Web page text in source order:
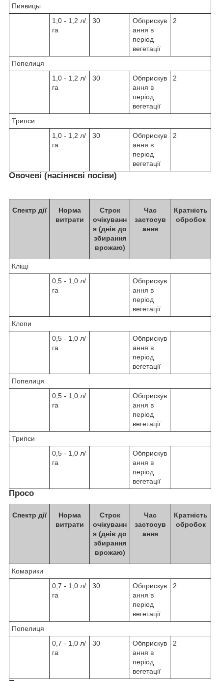
Пиявицы
1,0 - 1,2 л/
га
30
Обприскув
ання в
період
вегетації
2
Попелиця
1,0 - 1,2 л/
га
30
Обприскув
ання в
період
вегетації
2
Трипси
1,0 - 1,2 л/
га
30
Обприскув
ання в
період
вегетації
2
Овочеві (насіннєві посіви)
Спектр дії
Норма
витрати
Строк
очікуванн
я (днів до
збирання
врожаю)
Час
застосув
ання
Кратність
обробок
Кліщі
0,5 - 1,0 л/
га
Обприскув
ання в
період
вегетації
Клопи
0,5 - 1,0 л/
га
Обприскув
ання в
період
вегетації
Попелиця
0,5 - 1,0 л/
га
Обприскув
ання в
період
вегетації
Трипси
0,5 - 1,0 л/
га
Обприскув
ання в
період
вегетації
Просо
Спектр дії
Норма
витрати
Строк
очікуванн
я (днів до
збирання
врожаю)
Час
застосув
ання
Кратність
обробок
Комарики
0,7 - 1,0 л/
га
30
Обприскув
ання в
період
вегетації
2
Попелиця
0,7 - 1,0 л/
га
30
Обприскув
ання в
період
вегетації
2